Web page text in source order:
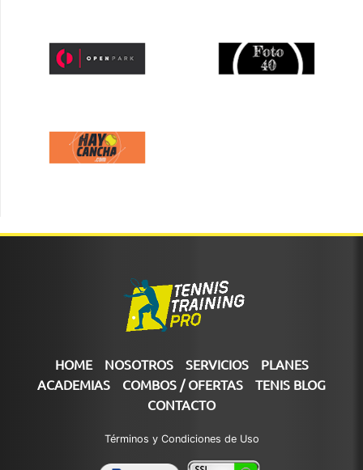
HOME NOSOTROS SERVICIOS
PLANES
ACADEMIAS
COMBOS / OFERTAS
TENIS BLOG
CONTACTO
Términos y Condiciones de Uso